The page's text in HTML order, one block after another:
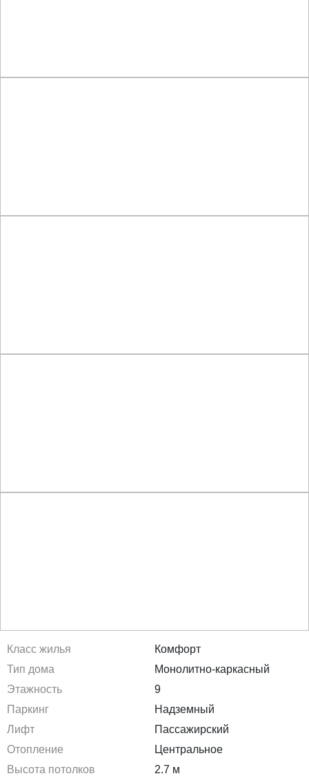
Класс жилья
Комфорт
Тип дома
Монолитно-каркасный
Этажность
9
Паркинг
Надземный
Лифт
Пассажирский
Отопление
Центральное
Высота потолков
2.7 м